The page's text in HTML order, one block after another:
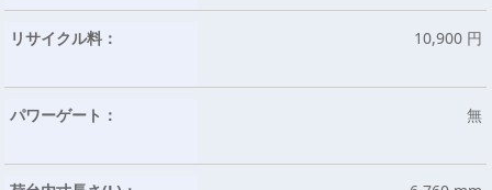
リサイクル料： 10,900 円
パワーゲート： 無